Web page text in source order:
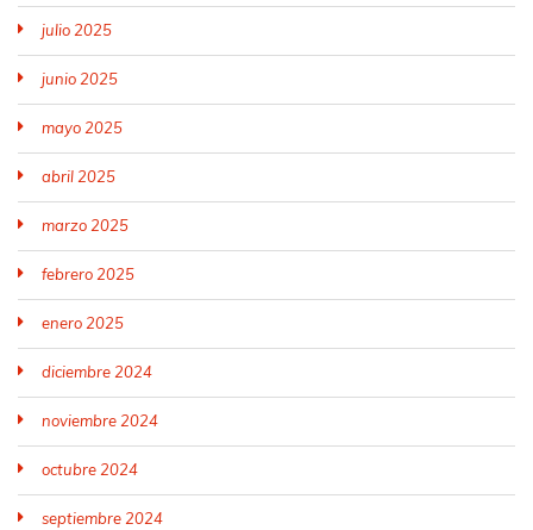
julio 2025
junio 2025
mayo 2025
abril 2025
marzo 2025
febrero 2025
enero 2025
diciembre 2024
noviembre 2024
octubre 2024
septiembre 2024